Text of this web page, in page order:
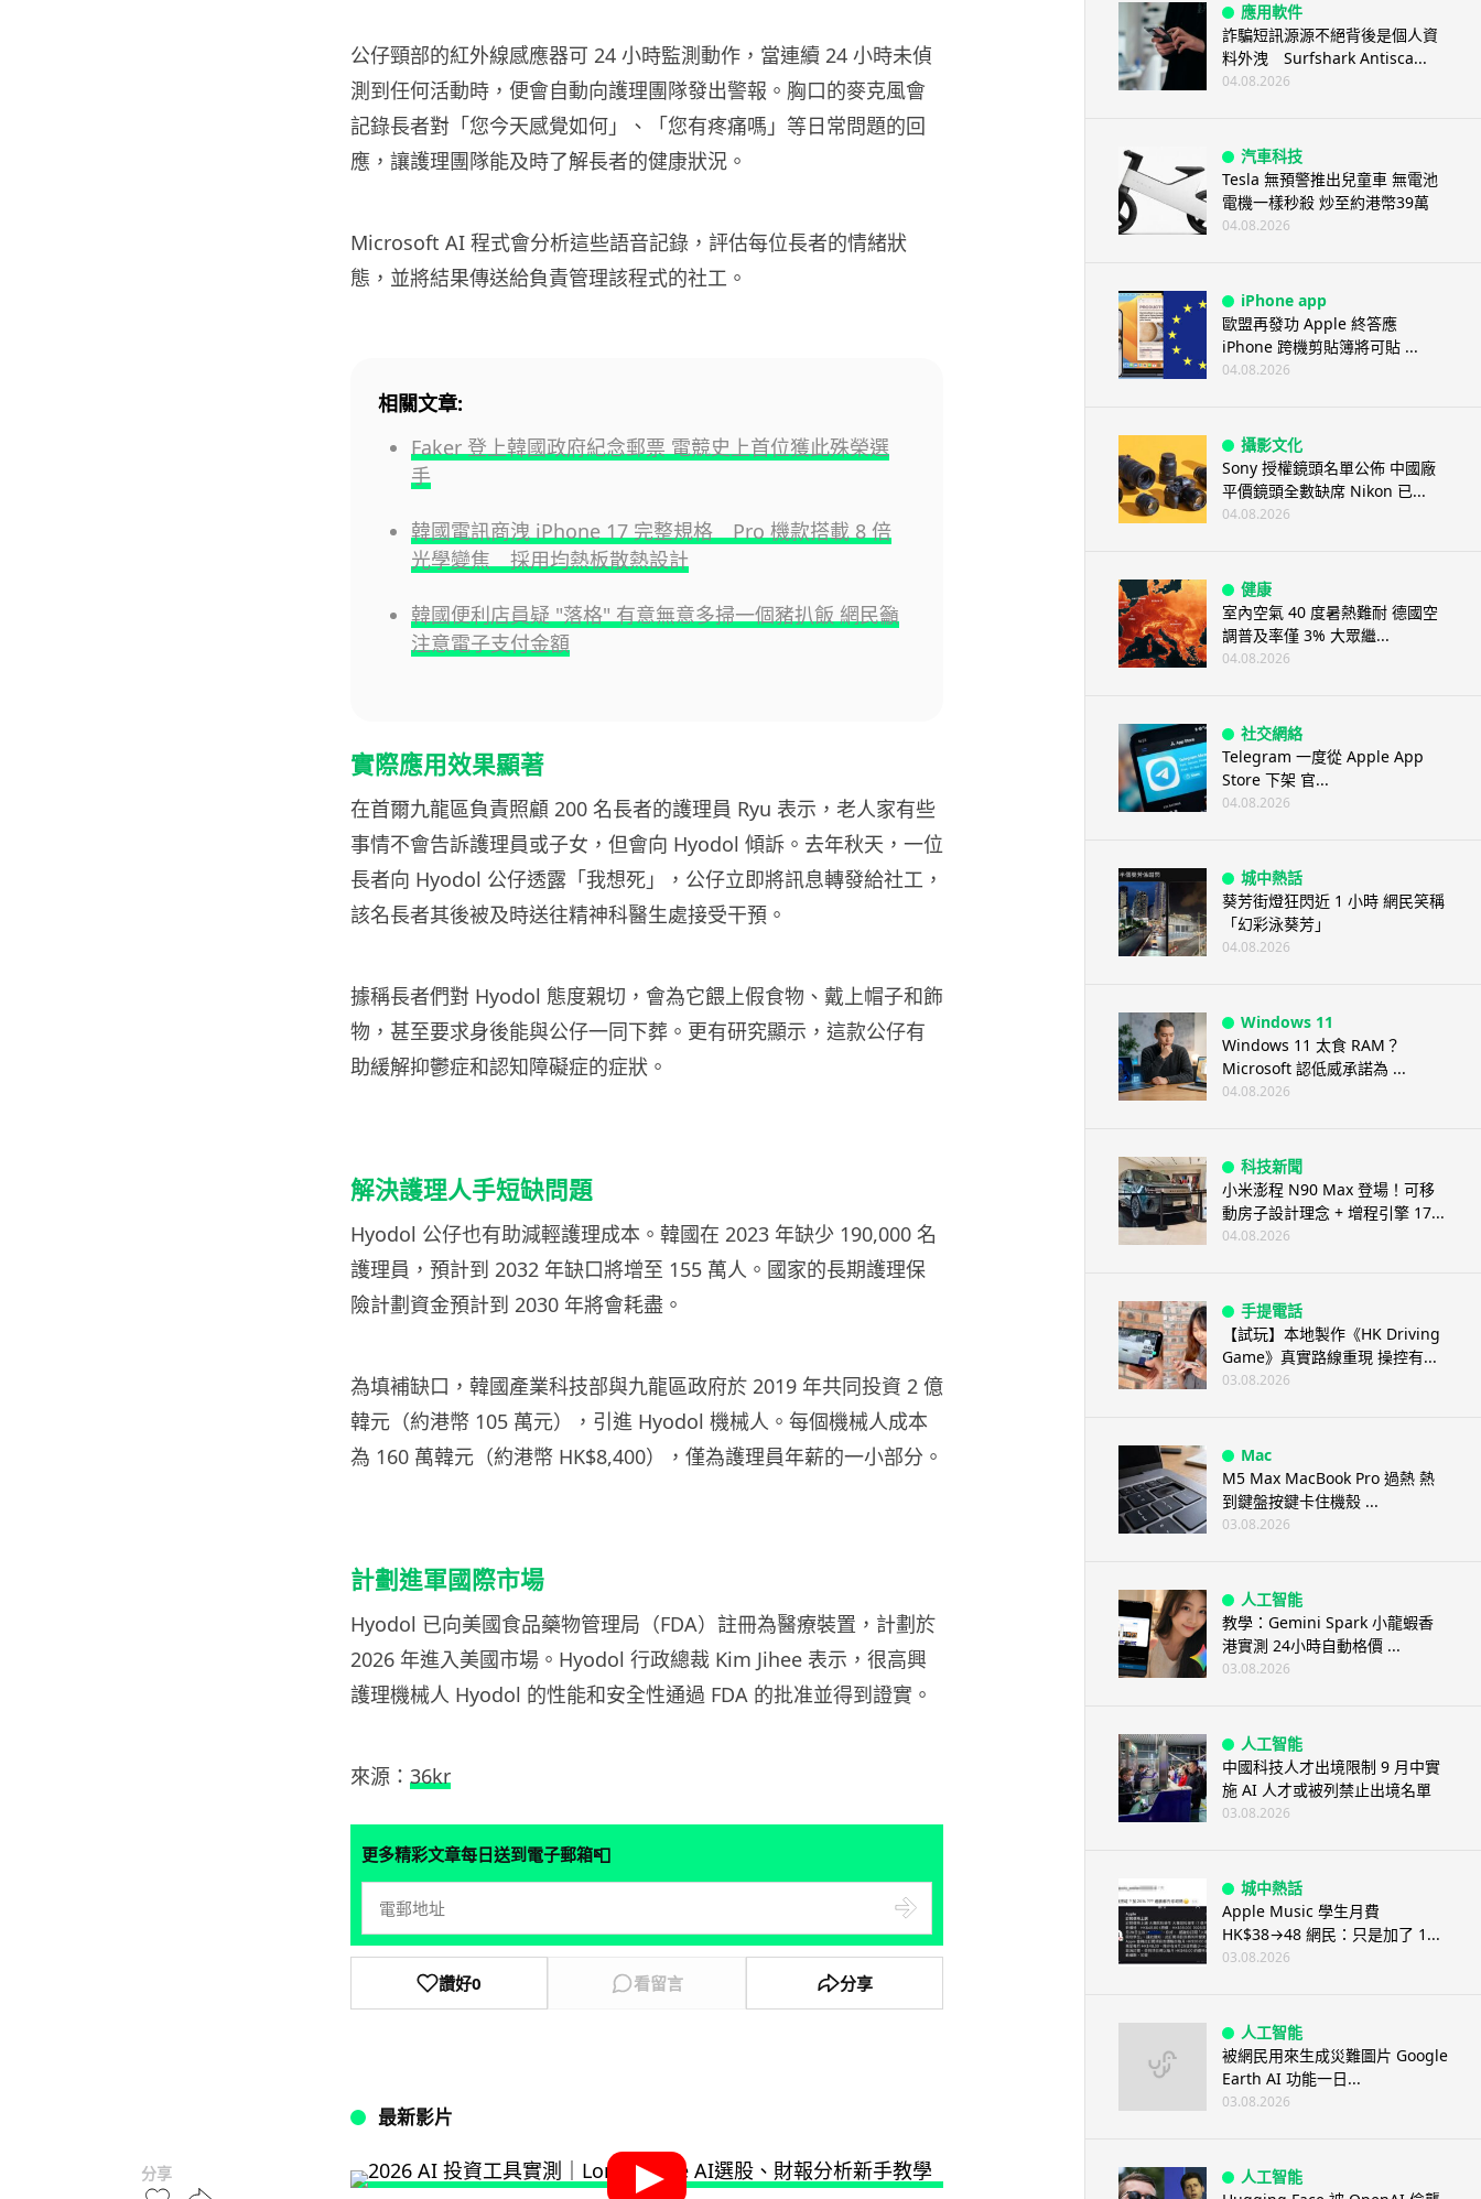
分享
公仔頸部的紅外線感應器可 24 小時監測動作，當連續 24 小時未偵
測到任何活動時，便會自動向護理團隊發出警報。胸口的麥克風會
記錄長者對「您今天感覺如何」、「您有疼痛嗎」等日常問題的回
應，讓護理團隊能及時了解長者的健康狀況。
Microsoft AI 程式會分析這些語音記錄，評估每位長者的情緒狀
態，並將結果傳送給負責管理該程式的社工。
相關文章:
Faker 登上韓國政府紀念郵票 電競史上首位獲此殊榮選
手
韓國電訊商洩 iPhone 17 完整規格 Pro 機款搭載 8 倍
光學變焦 採用均熱板散熱設計
韓國便利店員疑 "落格" 有意無意多掃一個豬扒飯 網民籲
注意電子支付金額
實際應用效果顯著
在首爾九龍區負責照顧 200 名長者的護理員 Ryu 表示，老人家有些
事情不會告訴護理員或子女，但會向 Hyodol 傾訴。去年秋天，一位
長者向 Hyodol 公仔透露「我想死」，公仔立即將訊息轉發給社工，
該名長者其後被及時送往精神科醫生處接受干預。
據稱長者們對 Hyodol 態度親切，會為它餵上假食物、戴上帽子和飾
物，甚至要求身後能與公仔一同下葬。更有研究顯示，這款公仔有
助緩解抑鬱症和認知障礙症的症狀。
解決護理人手短缺問題
Hyodol 公仔也有助減輕護理成本。韓國在 2023 年缺少 190,000 名
護理員，預計到 2032 年缺口將增至 155 萬人。國家的長期護理保
險計劃資金預計到 2030 年將會耗盡。
為填補缺口，韓國產業科技部與九龍區政府於 2019 年共同投資 2 億
韓元（約港幣 105 萬元），引進 Hyodol 機械人。每個機械人成本
為 160 萬韓元（約港幣 HK$8,400），僅為護理員年薪的一小部分。
計劃進軍國際市場
Hyodol 已向美國食品藥物管理局（FDA）註冊為醫療裝置，計劃於
2026 年進入美國市場。Hyodol 行政總裁 Kim Jihee 表示，很高興
護理機械人 Hyodol 的性能和安全性通過 FDA 的批准並得到證實。
來源： 36kr
更多精彩文章每日送到電子郵箱📮
讚好0 看留言 分享
最新影片
應用軟件
詐騙短訊源源不絕背後是個人資
料外洩 Surfshark Antisca...
04.08.2026
汽車科技
Tesla 無預警推出兒童車 無電池
電機一樣秒殺 炒至約港幣39萬
04.08.2026
iPhone app
歐盟再發功 Apple 終答應
iPhone 跨機剪貼簿將可貼 ...
04.08.2026
攝影文化
Sony 授權鏡頭名單公佈 中國廠
平價鏡頭全數缺席 Nikon 已...
04.08.2026
健康
室內空氣 40 度暑熱難耐 德國空
調普及率僅 3% 大眾繼...
04.08.2026
社交網絡
Telegram 一度從 Apple App
Store 下架 官...
04.08.2026
城中熱話
葵芳街燈狂閃近 1 小時 網民笑稱
「幻彩泳葵芳」
04.08.2026
Windows 11
Windows 11 太食 RAM？
Microsoft 認低威承諾為 ...
04.08.2026
科技新聞
小米澎程 N90 Max 登場！可移
動房子設計理念 + 增程引擎 17...
04.08.2026
手提電話
【試玩】本地製作《HK Driving
Game》真實路線重現 操控有...
03.08.2026
Mac
M5 Max MacBook Pro 過熱 熱
到鍵盤按鍵卡住機殼 ...
03.08.2026
人工智能
教學：Gemini Spark 小龍蝦香
港實測 24小時自動格價 ...
03.08.2026
人工智能
中國科技人才出境限制 9 月中實
施 AI 人才或被列禁止出境名單
03.08.2026
城中熱話
Apple Music 學生月費
HK$38→48 網民：只是加了 1...
03.08.2026
人工智能
被網民用來生成災難圖片 Google
Earth AI 功能一日...
03.08.2026
人工智能